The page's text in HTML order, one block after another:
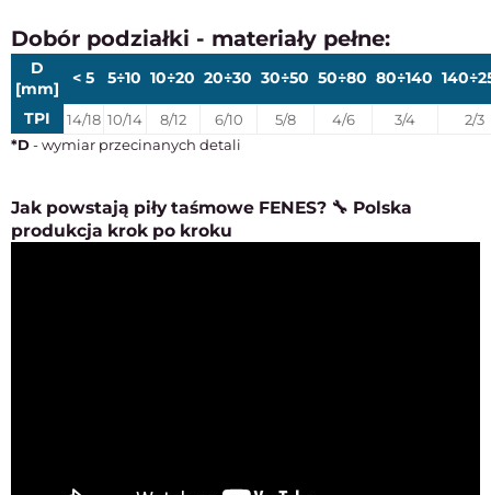
Dobór podziałki - materiały pełne:
D
[mm]
< 5 5÷10 10÷20 20÷30 30÷50 50÷80 80÷140
TPI 14/18 10/14 8/12 6/10 5/8 4/6 3/4
2/3
*D- wymiar przecinanych detali
Jak powstają piły taśmowe FENES? 🔧 Polska
produkcja krok po kroku